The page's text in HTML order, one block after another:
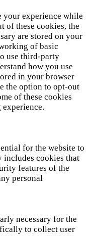
your experience while
of these cookies, the
are stored on your
of basic
use third-party
how you use
in your browser
the option to opt-out
of these cookies
for the website to
cookies that
features of the
personal
necessary for the
to collect user